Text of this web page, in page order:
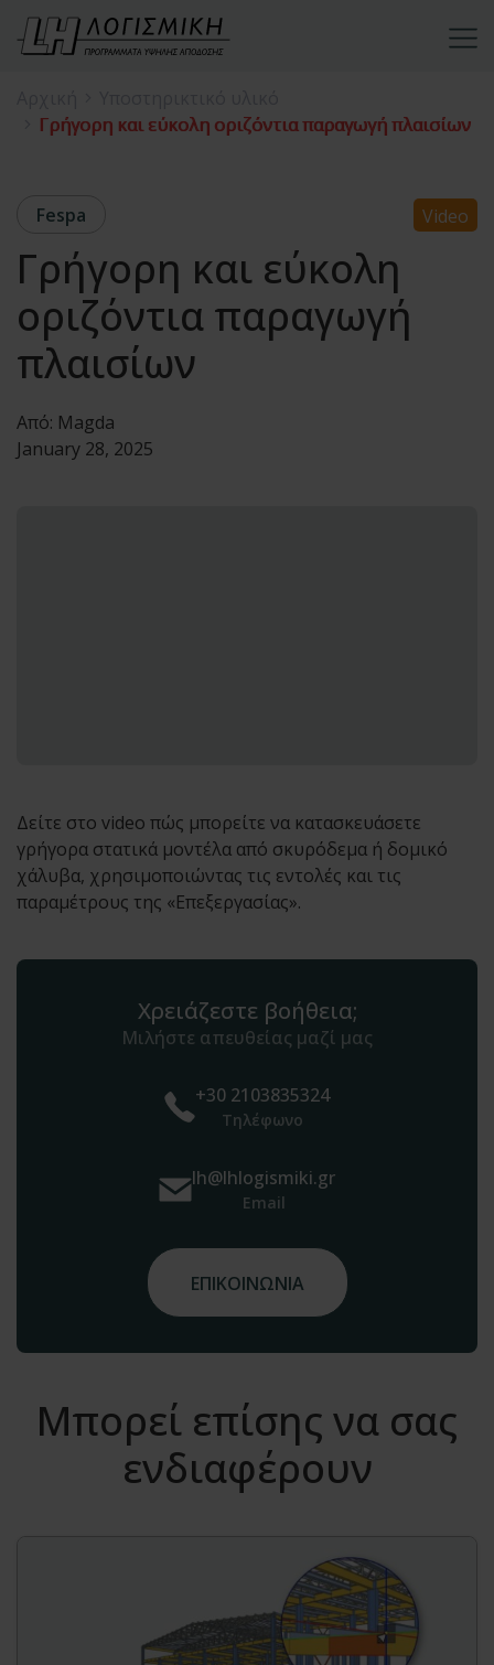
Γρήγορη και εύκολη οριζόντια παραγωγή πλαισίων
Fespa Video
Γρήγορη και εύκολη
οριζόντια παραγωγή
πλαισίων
Από: Magda
January 28, 2025
Δείτε στο video πώς μπορείτε να κατασκευάσετε
γρήγορα στατικά μοντέλα από σκυρόδεμα ή δομικό
χάλυβα, χρησιμοποιώντας τις εντολές και τις
παραμέτρους της «Επεξεργασίας».
Χρειάζεστε βοήθεια;
Μιλήστε απευθείας μαζί μας
+30 2103835324
Τηλέφωνο
lh@lhlogismiki.gr
Email
ΕΠΙΚΟΙΝΩΝΙΑ
Μπορεί επίσης να σας
ενδιαφέρουν